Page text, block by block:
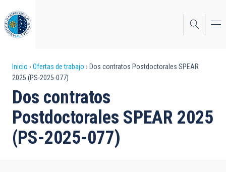
al
contenido
principal
Sobrescribir
enlaces
de
ayuda
a
Inicio Ofertas de trabajo
Dos contratos Postdoctorales SPEAR
2025 (PS-2025-077)
Dos contratos
Postdoctorales SPEAR 2025
(PS-2025-077)